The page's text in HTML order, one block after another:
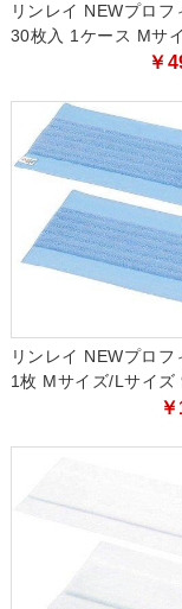
リンレイ NEWプロ
30枚入 1ケース Mサ
￥
リンレイ NEWプロ
1枚 Mサイズ/Lサイ